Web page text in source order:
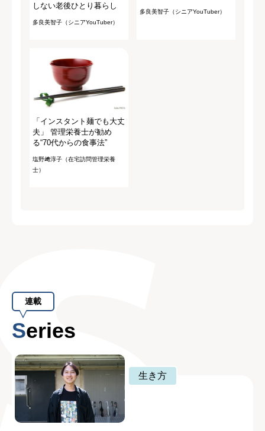
しない老後ひとり暮らし
多良美智子（シニアYouTuber）
多良美智子（シニアYouTuber）
「インスタント麺でも大丈
夫」 管理栄養士が勧め
る“70代からの食事法”
塩野﨑淳子（在宅訪問管理栄養
士）
連載
Series
生き方